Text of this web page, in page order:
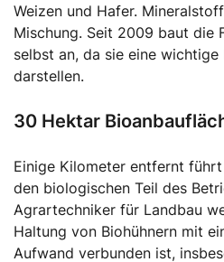
Weizen und Hafer.
Mischung. Seit 2009 baut die
selbst an, da sie eine
darstellen.
30 Hektar
Einige Kilometer entfernt
den biologischen Teil des
Agrartechniker für Landbau
Haltung von Biohühnern mit
Aufwand verbunden ist,